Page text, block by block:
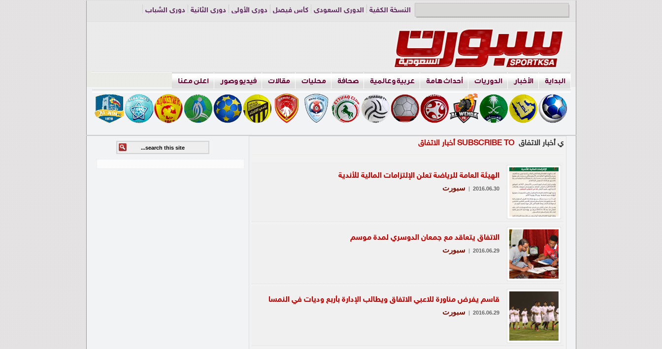
النسخة الكفية الدوري السعودي كأس فيصل دوري الأولى دوري الثانية
دوري الشباب
البداية الأخبار الدوريات أحداث هامة عربية وعالمية صحافة محليات مقالات فيديو وصور اعلن معنا
ي أخبار الاتفاق SUBSCRIBE TO أخبار الاتفاق
الهيئة العامة للرياضة تعلن الإلتزامات المالية للأندية
2016.06.30
| سبورت
الاتفاق يتعاقد مع جمعان الدوسري لمدة موسم
2016.06.29
| سبورت
قاسم يفرض مناورة للاعبي الاتفاق ويطالب الإدارة بأربع وديات في النمسا
2016.06.29
| سبورت